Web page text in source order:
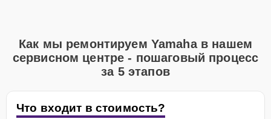
Как мы ремонтируем Yamaha в нашем
сервисном центре - пошаговый процесс
за 5 этапов
Что входит в стоимость?